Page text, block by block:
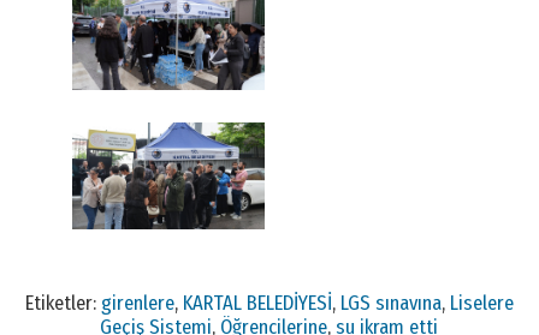
Etiketler: girenlere, KARTAL BELEDİYESİ, LGS sınavına, Liselere
Geçiş Sistemi, Öğrencilerine,su ikram etti